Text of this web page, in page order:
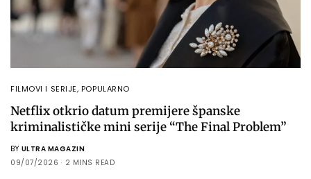
FILMOVI I SERIJE, POPULARNO
Netflix otkrio datum premijere španske
kriminalističke mini serije “The Final Problem”
BY ULTRA MAGAZIN
09/07/2026
2 MINS READ